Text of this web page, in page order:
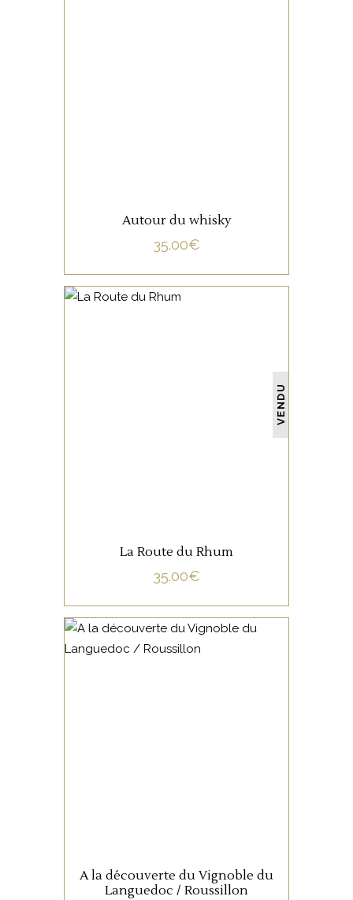
Autour du whisky
35.00€
VENDU
La Route du Rhum
35.00€
A la découverte du Vignoble du
Languedoc / Roussillon